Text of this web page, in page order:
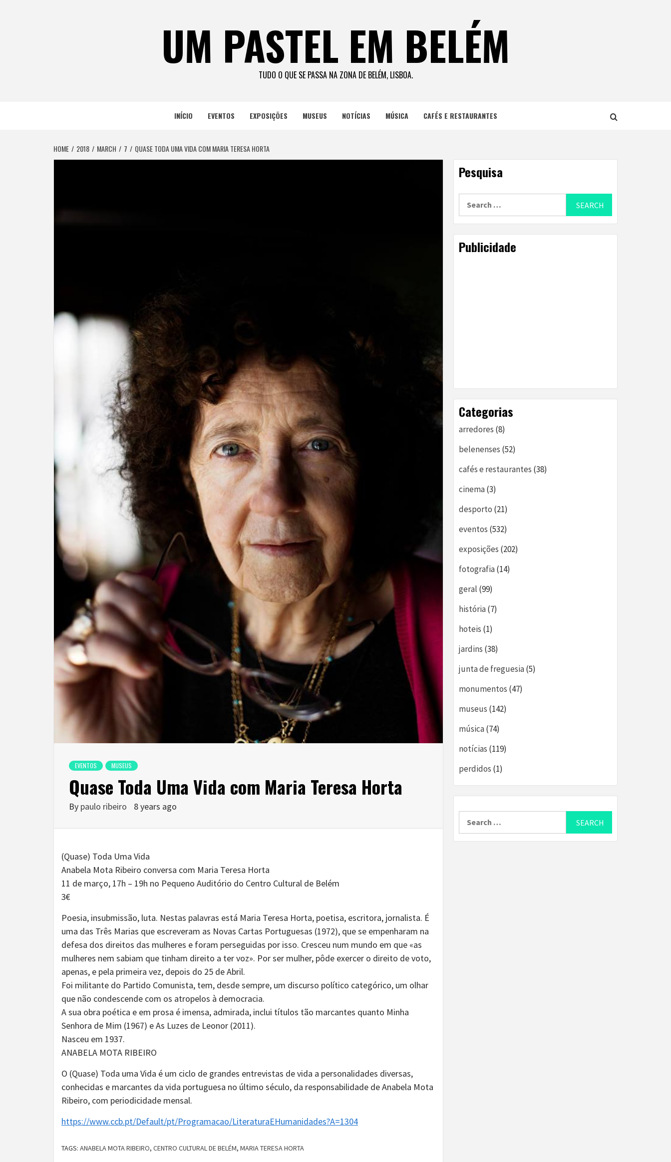
UM PASTEL EM BELÉM
TUDO O QUE SE PASSA NA ZONA DE BELÉM, LISBOA.
INÍCIO EVENTOS EXPOSIÇÕES MUSEUS NOTÍCIAS MÚSICA CAFÉS E RESTAURANTES
HOME 2018 MARCH 7 QUASE TODA UMA VIDA COM MARIA TERESA HORTA
EVENTOS MUSEUS
Quase Toda Uma Vida com Maria Teresa Horta
By paulo ribeiro 8 years ago
(Quase) Toda Uma Vida
Anabela Mota Ribeiro conversa com Maria Teresa Horta
11 de março, 17h – 19h no Pequeno Auditório do Centro Cultural de Belém
3€
Poesia, insubmissão, luta. Nestas palavras está Maria Teresa Horta, poetisa, escritora, jornalista. É
uma das Três Marias que escreveram as Novas Cartas Portuguesas (1972), que se empenharam na
defesa dos direitos das mulheres e foram perseguidas por isso. Cresceu num mundo em que «as
mulheres nem sabiam que tinham direito a ter voz». Por ser mulher, pôde exercer o direito de voto,
apenas, e pela primeira vez, depois do 25 de Abril.
Foi militante do Partido Comunista, tem, desde sempre, um discurso político categórico, um olhar
que não condescende com os atropelos à democracia.
A sua obra poética e em prosa é imensa, admirada, inclui títulos tão marcantes quanto Minha
Senhora de Mim (1967) e As Luzes de Leonor (2011).
Nasceu em 1937.
ANABELA MOTA RIBEIRO
O (Quase) Toda uma Vida é um ciclo de grandes entrevistas de vida a personalidades diversas,
conhecidas e marcantes da vida portuguesa no último século, da responsabilidade de Anabela Mota
Ribeiro, com periodicidade mensal.
https://www.ccb.pt/Default/pt/Programacao/LiteraturaEHumanidades?A=1304
TAGS: ANABELA MOTA RIBEIRO, CENTRO CULTURAL DE BELÉM, MARIA TERESA HORTA
Pesquisa
Publicidade
Categorias
arredores (8)
belenenses (52)
cafés e restaurantes (38)
cinema(3)
desporto (21)
eventos (532)
exposições (202)
fotografia(14)
geral (99)
história(7)
hoteis (1)
jardins (38)
junta de freguesia(5)
monumentos (47)
museus (142)
música(74)
notícias (119)
perdidos (1)